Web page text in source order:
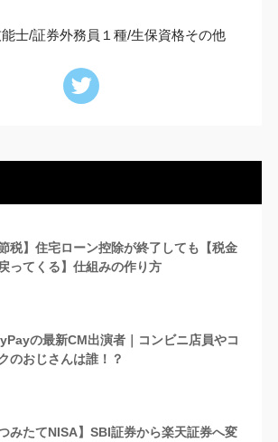
士/証券外務員１種/生保資格その他
節税】住宅ローン控除が終了しても【税金
ってくる】仕組みの作り方
の最新CM出演者｜コンビニ店員やコ
のおじさんは誰！？
つみたてNISA】SBI証券から楽天証券へ変